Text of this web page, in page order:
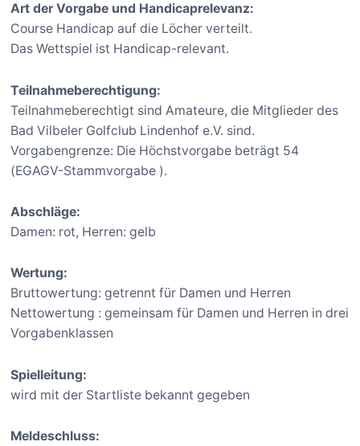
Art der Vorgabe und Handicaprelevanz:
Course Handicap auf die Löcher verteilt.
Das Wettspiel ist Handicap-relevant.
Teilnahmeberechtigung:
Teilnahmeberechtigt sind Amateure, die Mitglieder des
Bad Vilbeler Golfclub Lindenhof e.V. sind.
Vorgabengrenze: Die Höchstvorgabe beträgt 54
(EGAGV-Stammvorgabe ).
Abschläge:
Damen: rot, Herren: gelb
Wertung:
Bruttowertung: getrennt für Damen und Herren
Nettowertung : gemeinsam für Damen und Herren in drei
Vorgabenklassen
Spielleitung:
wird mit der Startliste bekannt gegeben
Meldeschluss: